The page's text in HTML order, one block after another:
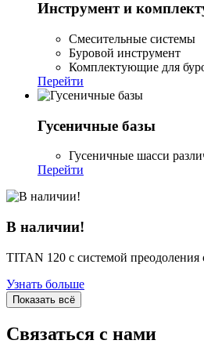
Инструмент и
Смесительные системы
Буровой инструмент
Комплектующие для
Перейти
Гусеничные базы
Гусеничные шасси
Перейти
В наличии!
TITAN 120 с системой преодоления
Узнать больше
Показать всё
Связаться с нами